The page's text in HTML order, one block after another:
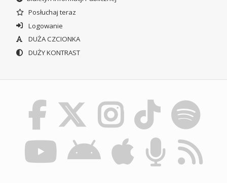
Posłuchaj teraz
Logowanie
DUŻA CZCIONKA
DUŻY KONTRAST